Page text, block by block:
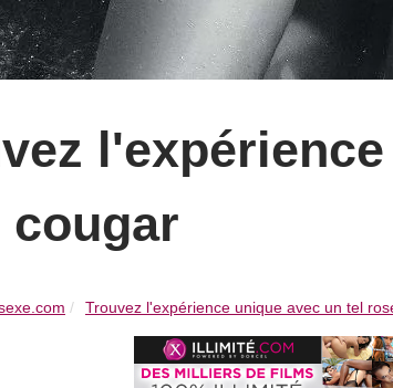
cougar
Trouvez l'expérience unique avec un tel